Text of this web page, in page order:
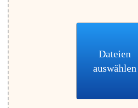
Dateien
auswählen